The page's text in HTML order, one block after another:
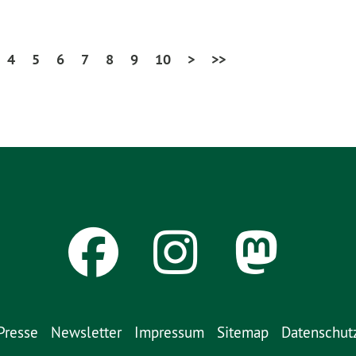
4 5 6 7 8 9 10 > >>
Newsletter Impressum Sitemap